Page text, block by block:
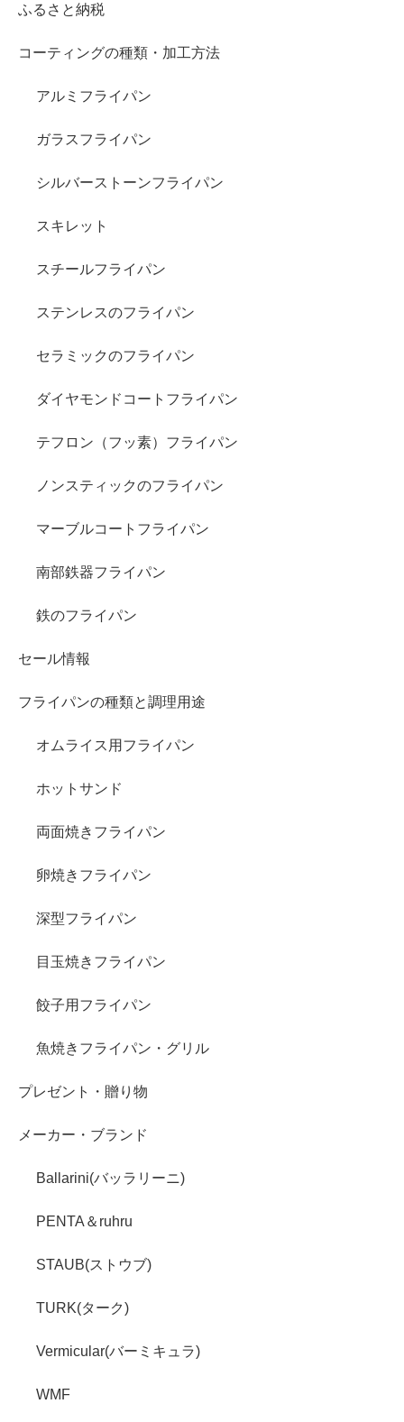
ふるさと納税
コーティングの種類・加工方法
アルミフライパン
ガラスフライパン
シルバーストーンフライパン
スキレット
スチールフライパン
ステンレスのフライパン
セラミックのフライパン
ダイヤモンドコートフライパン
テフロン（フッ素）フライパン
ノンスティックのフライパン
マーブルコートフライパン
南部鉄器フライパン
鉄のフライパン
セール情報
フライパンの種類と調理用途
オムライス用フライパン
ホットサンド
両面焼きフライパン
卵焼きフライパン
深型フライパン
目玉焼きフライパン
餃子用フライパン
魚焼きフライパン・グリル
プレゼント・贈り物
メーカー・ブランド
Ballarini(バッラリーニ)
PENTA＆ruhru
STAUB(ストウブ)
TURK(ターク)
Vermicular(バーミキュラ)
WMF